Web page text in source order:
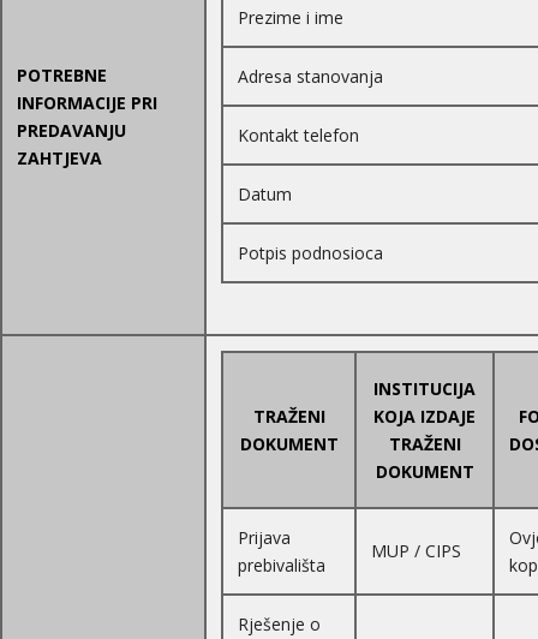
POTREBNE
INFORMACIJE PRI
PREDAVANJU
ZAHTJEVA
Prezime i ime
Adresa stanovanja
Kontakt telefon
Datum
Potpis podnosioca
TRAŽENI
DOKUMENT
INSTITUCIJA
KOJA IZDAJE
TRAŽENI
DOKUMENT
Prijava
prebivališta
MUP / CIPS
Rješenje o